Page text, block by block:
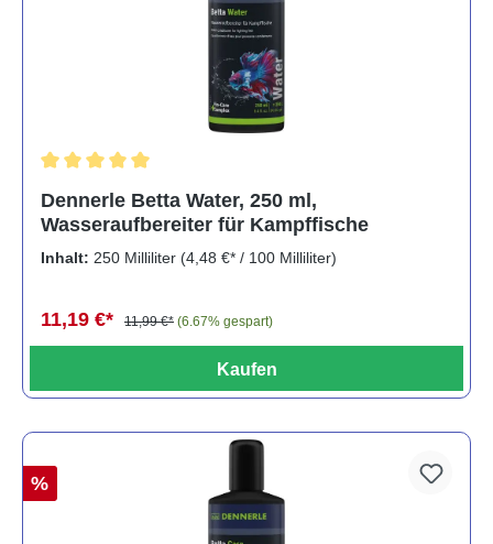
Dennerle Betta Water, 250 ml,
Wasseraufbereiter für Kampffische
Inhalt: 250 Milliliter (4,48 €* / 100 Milliliter)
11,19 €* 11,99 €* (6.67% gespart)
Kaufen
%